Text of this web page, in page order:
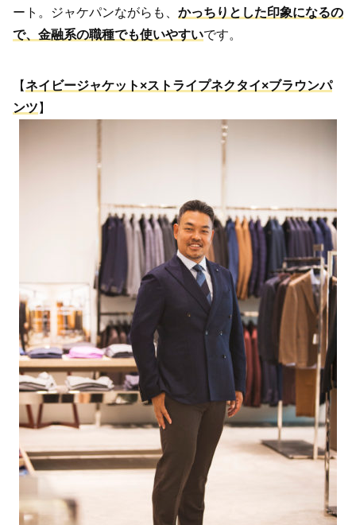
ート。ジャケパンながらも、 かっちりとした印象になるの
で、金融系の職種でも使いやすいです。
【ネイビージャケット×ストライプネクタイ×ブラウンパ
ンツ 】